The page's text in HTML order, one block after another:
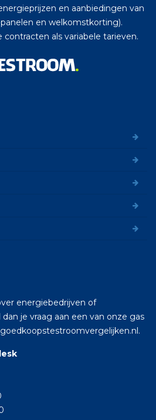
en aanbiedingen van
en welkomstkorting).
contracten als variabele tarieven.
energiebedrijven of
je vraag aan een van onze gas